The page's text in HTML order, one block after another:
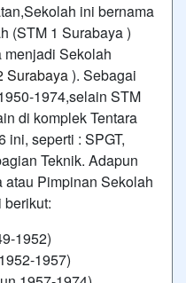
ini bernama
(STM 1 Surabaya )
menjadi Sekolah
Surabaya). Sebagai
1974,selain STM
di komplek Tentara
ini, seperti : SPGT,
Teknik. Adapun
Pimpinan Sekolah
berikut:
1952)
1957)